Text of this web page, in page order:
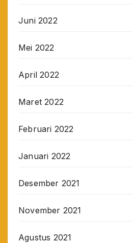
Juni 2022
Mei 2022
April 2022
Maret 2022
Februari 2022
Januari 2022
Desember 2021
November 2021
Agustus 2021